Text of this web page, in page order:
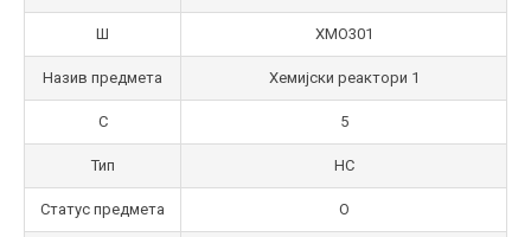
Ш ХМO301
Назив предмета Хемијски реактори 1
С 5
Тип НС
Статус предмета О